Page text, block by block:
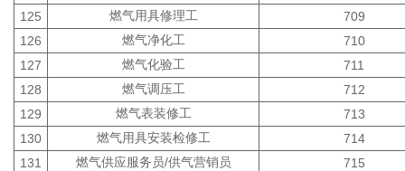
125
燃气用具修理工
709
126
燃气净化工
710
127
燃气化验工
711
128
燃气调压工
712
129
燃气表装修工
713
130
燃气用具安装检修工
714
131
燃气供应服务员/供气营销员
715